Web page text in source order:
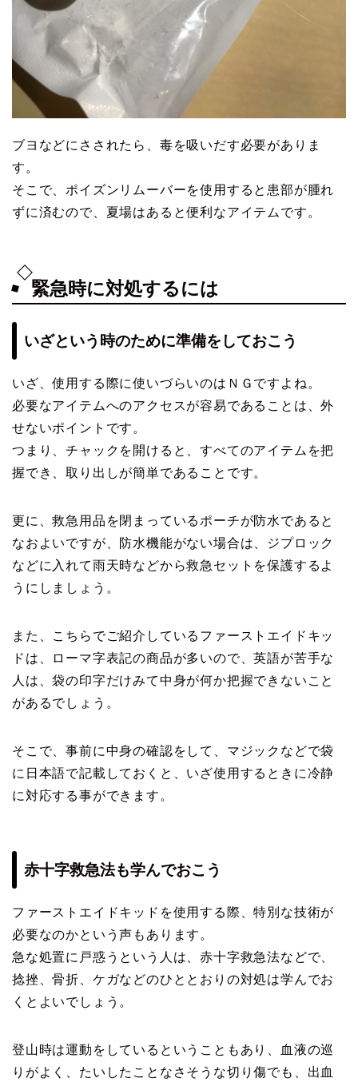
ブヨなどにさされたら、毒を吸いだす必要がありま
す。
そこで、ポイズンリムーバーを使用すると患部が腫れ
ずに済むので、夏場はあると便利なアイテムです。
緊急時に対処するには
いざという時のために準備をしておこう
いざ、使用する際に使いづらいのはＮＧですよね。
必要なアイテムへのアクセスが容易であることは、外
せないポイントです。
つまり、チャックを開けると、すべてのアイテムを把
握でき、取り出しが簡単であることです。
更に、救急用品を閉まっているポーチが防水であると
なおよいですが、防水機能がない場合は、ジプロック
などに入れて雨天時などから救急セットを保護するよ
うにしましょう。
また、こちらでご紹介しているファーストエイドキッ
ドは、ローマ字表記の商品が多いので、英語が苦手な
人は、袋の印字だけみて中身が何か把握できないこと
があるでしょう。
そこで、事前に中身の確認をして、マジックなどで袋
に日本語で記載しておくと、いざ使用するときに冷静
に対応する事ができます。
赤十字救急法も学んでおこう
ファーストエイドキッドを使用する際、特別な技術が
必要なのかという声もあります。
急な処置に戸惑うという人は、赤十字救急法などで、
捻挫、骨折、ケガなどのひととおりの対処は学んでお
くとよいでしょう。
登山時は運動をしているということもあり、血液の巡
りがよく、たいしたことなさそうな切り傷でも、出血